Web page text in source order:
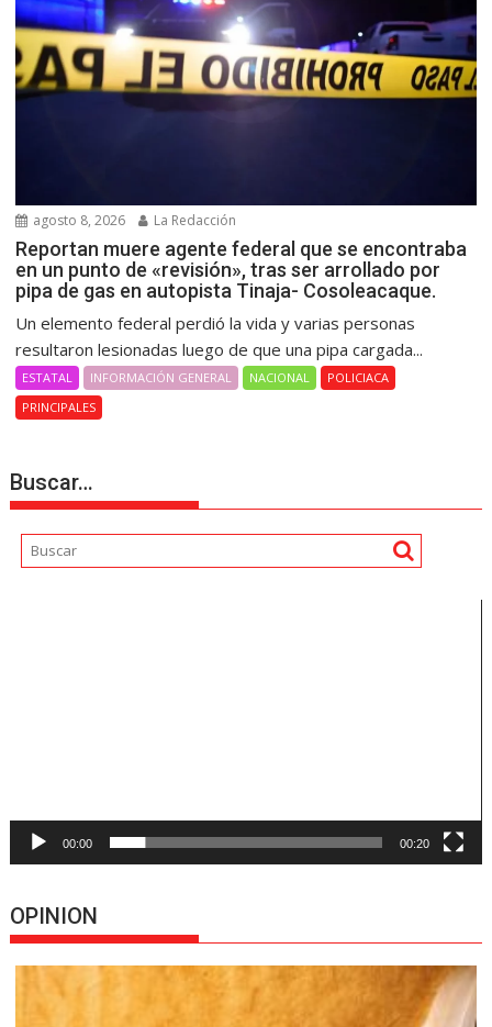
agosto 8, 2026 La Redacción
Reportan muere agente federal que se encontraba
en un punto de «revisión», tras ser arrollado por
pipa de gas en autopista Tinaja- Cosoleacaque.
Un elemento federal perdió la vida y varias personas
resultaron lesionadas luego de que una pipa cargada...
ESTATAL INFORMACIÓN GENERAL NACIONAL
POLICIACA
PRINCIPALES
Buscar…
00:00 00:20
OPINION